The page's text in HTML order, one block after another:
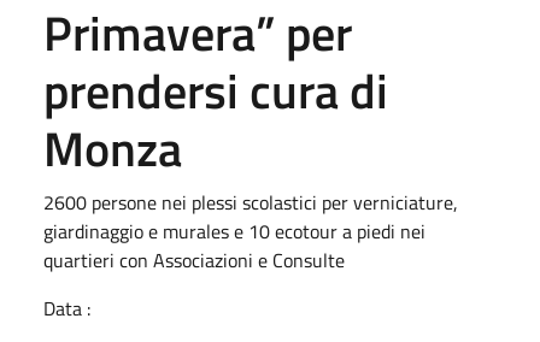
Primavera” per
prendersi cura di
Monza
2600 persone nei plessi scolastici per verniciature,
giardinaggio e murales e 10 ecotour a piedi nei
quartieri con Associazioni e Consulte
Data :